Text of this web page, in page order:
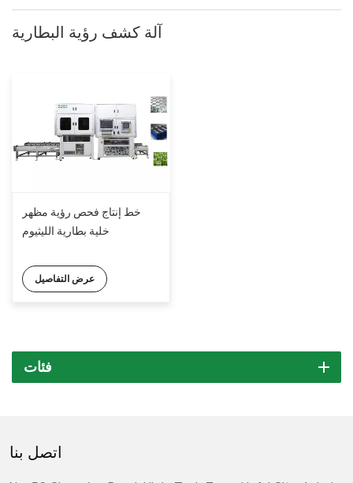
آلة كشف رؤية البطارية
خط إنتاج فحص رؤية مظهر
خلية بطارية الليثيوم
عرض التفاصيل
فئات
اتصل بنا